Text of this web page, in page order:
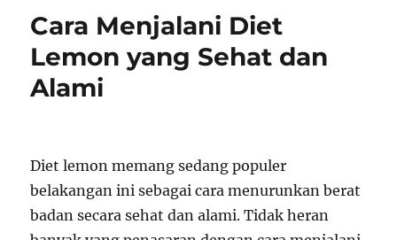
Cara Menjalani Diet
Lemon yang Sehat dan
Alami
Diet lemon memang sedang populer
belakangan ini sebagai cara menurunkan berat
badan secara sehat dan alami. Tidak heran